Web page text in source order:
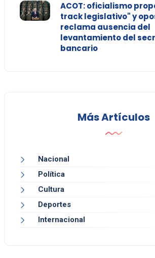
ACOT: oficialismo
track legislativo" y
reclama ausencia del
levantamiento del
bancario
Más Artículos
Nacional
Política
Cultura
Deportes
Internacional